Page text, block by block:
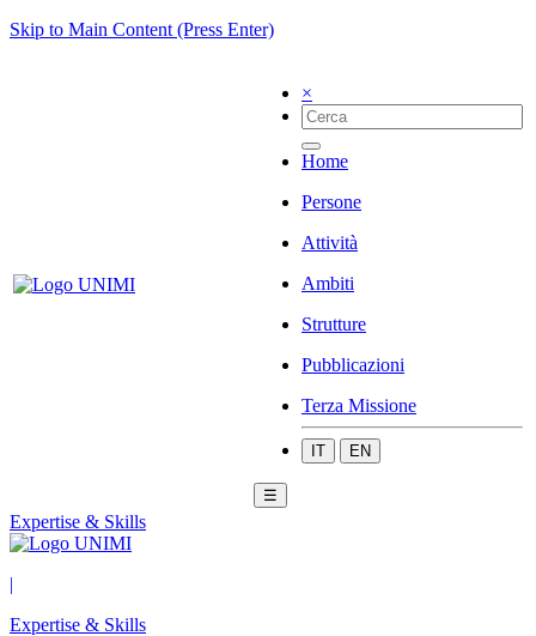
Skip to Main Content (Press Enter)
×
Home
Persone
Attività
Ambiti
Strutture
Pubblicazioni
Terza Missione
IT EN
☰
Expertise & Skills
|
Expertise & Skills